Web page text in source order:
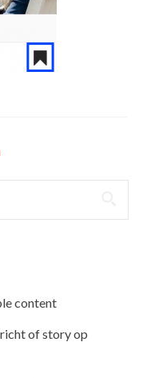
content
of story op